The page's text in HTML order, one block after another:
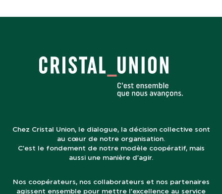
Chez Cristal Union, le dialogue, la décision collective sont
au cœur de notre organisation.
C’est le fondement de notre modèle coopératif, mais
aussi une manière d’agir.
Nos coopérateurs, nos collaborateurs et nos partenaires
agissent ensemble pour mettre l’excellence au service